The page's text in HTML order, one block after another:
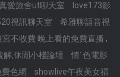
愛旅舍ut聊天室
love173影
視訊聊天室
希雅聊語音視
宮不收費 晚上看的免費直播 ,
解,休閒小棧論壇
情˙色電影
色網
showlive午夜美女福